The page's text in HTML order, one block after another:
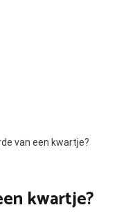
van een kwartje?
kwartje?